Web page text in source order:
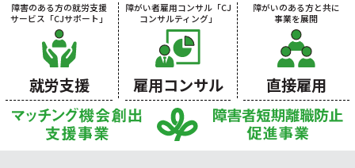
障害のある方の就労支援
サービス「CJサポート」
就労支援
障がい者雇用コンサル「CJ
コンサルティング」
雇用コンサル
障がいのある方と共に
事業を展開
直接雇用